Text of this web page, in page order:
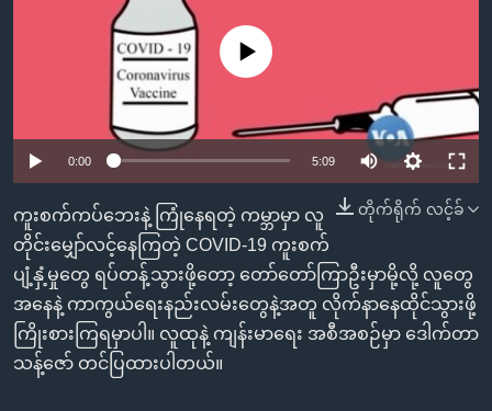
ကြည့်
ရန်
ရှာဖွေ
ရန်
နေရာ
သို့
ရုပ်ရှင်ထဲက အင်္ဂလိပ်စာ
သုတပဒေသာ အင်္ဂလိပ်စာ
ရေဒီယို/တီဗွီအစီအစဉ်
Learning English
ဗွီအိုအေ လူမှုကွန်ယက်များ
ဘာသာစကားများ
No media source currently available
0:00 5:09
တိုက်ရိုက် လင့်ခ်
ကူးစက်ကပ်ဘေးနဲ့ ကြုံနေရတဲ့ ကမ္ဘာမှာ လူ
တိုင်းမျှော်လင့်နေကြတဲ့ COVID-19 ကူးစက်
ပျံ့နှံ့မှုတွေ ရပ်တန့်သွားဖို့တော့ တော်တော်ကြာဦးမှာမို့လို့ လူတွေ
အနေနဲ့ ကာကွယ်ရေးနည်းလမ်းတွေနဲ့အတူ လိုက်နာနေထိုင်သွားဖို့
ကြိုးစားကြရမှာပါ။ လူထုနဲ့ ကျန်းမာရေး အစီအစဉ်မှာ ဒေါက်တာ
သန့်ဇော် တင်ပြထားပါတယ်။